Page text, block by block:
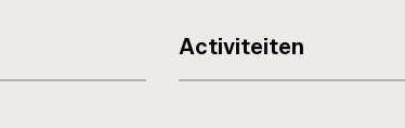
Activiteiten